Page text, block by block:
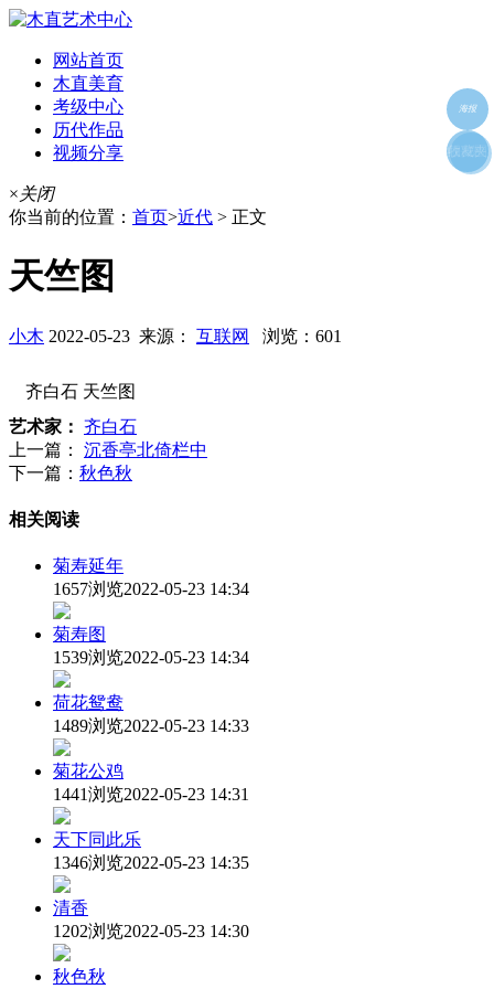
网站首页
木直美育
考级中心
历代作品
视频分享
×关闭
你当前的位置： 首页>近代 > 正文
天竺图
小木 2022-05-23 来源： 互联网 浏览：601
齐白石 天竺图
艺术家： 齐白石
上一篇：
沉香亭北倚栏中
下一篇： 秋色秋
相关阅读
菊寿延年
1657浏览2022-05-23 14:34
菊寿图
1539浏览2022-05-23 14:34
荷花鸳鸯
1489浏览2022-05-23 14:33
菊花公鸡
1441浏览2022-05-23 14:31
天下同此乐
1346浏览2022-05-23 14:35
清香
1202浏览2022-05-23 14:30
秋色秋
海报
好友
朋友圈
收藏夹